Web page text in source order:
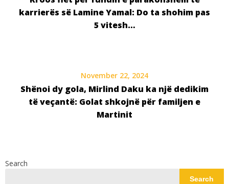
karrierës së Lamine Yamal: Do ta shohim pas
5 vitesh…
November 22, 2024
Shënoi dy gola, Mirlind Daku ka një dedikim
të veçantë: Golat shkojnë për familjen e
Martinit
Search
Search